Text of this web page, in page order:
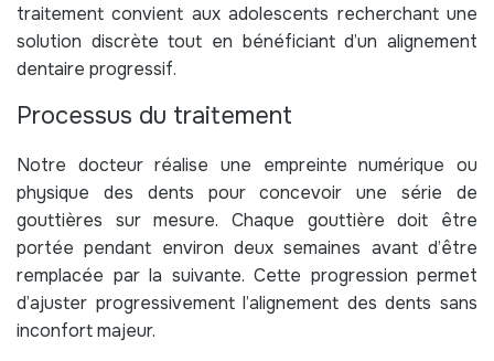
traitement convient aux adolescents recherchant une
solution discrète tout en bénéficiant d’un alignement
dentaire progressif.
Processus du traitement
Notre docteur réalise une empreinte numérique ou
physique des dents pour concevoir une série de
gouttières sur mesure. Chaque gouttière doit être
portée pendant environ deux semaines avant d’être
remplacée par la suivante. Cette progression permet
d’ajuster progressivement l’alignement des dents sans
inconfort majeur.